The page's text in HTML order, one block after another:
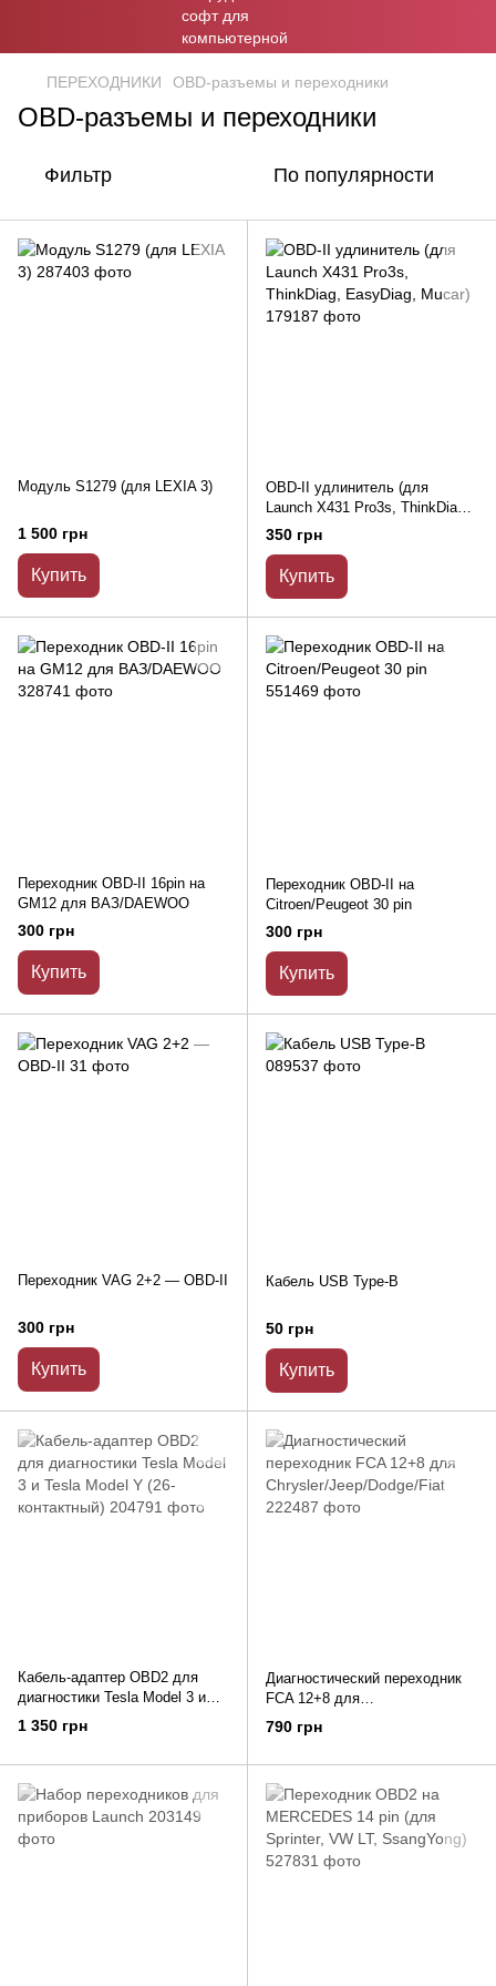
ПЕРЕХОДНИКИ OBD-разъемы и переходники
OBD-разъемы и переходники
Фильтр По популярности
Модуль S1279 (для LEXIA 3)
1 500 грн
Купить
OBD-II удлинитель (для
Launch X431 Pro3s, ThinkDiag,
EasyDiag, Mucar)
350 грн
Купить
Переходник OBD-II 16pin на
GM12 для ВАЗ/DAEWOO
300 грн
Купить
Переходник OBD-II на
Citroen/Peugeot 30 pin
300 грн
Купить
Переходник VAG 2+2 — OBD-II
300 грн
Купить
Кабель USB Type-B
50 грн
Купить
Кабель-адаптер OBD2 для
диагностики Tesla Model 3 и
Tesla Model Y (26-контактный)
1 350 грн
Диагностический переходник
FCA 12+8 для
Chrysler/Jeep/Dodge/Fiat
790 грн